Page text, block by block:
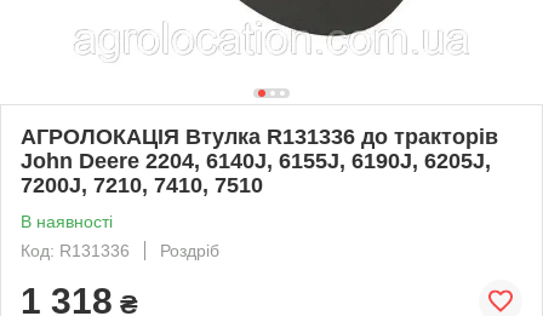
АГРОЛОКАЦІЯ Втулка R131336 до тракторів
John Deere 2204, 6140J, 6155J, 6190J, 6205J,
7200J, 7210, 7410, 7510
В наявності
Код: R131336
Роздріб
1 318 ₴